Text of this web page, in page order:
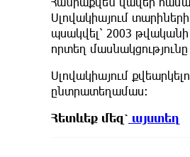
Սլովակիայում
պսակվել՝ 2003
որտեղ
Սլովակիայում
ընտրատեղամաս։
Հետևեք մեզ՝ այստեղ